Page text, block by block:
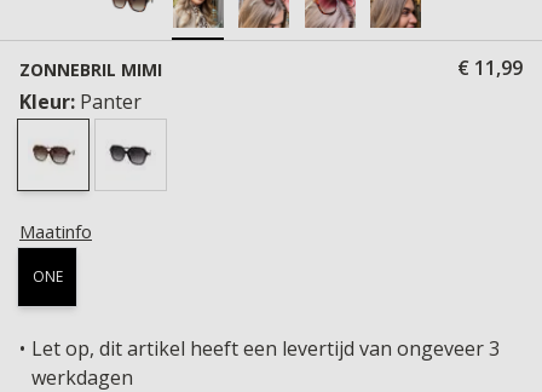
ZONNEBRIL MIMI
€ 11,99
Kleur: Panter
Maatinfo
ONE
Let op, dit artikel heeft een levertijd van ongeveer 3
werkdagen